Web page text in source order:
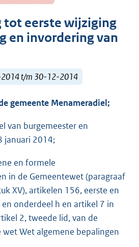
tot eerste wijziging
en invordering van
2014 t/m 30-12-2014
gemeente Menameradiel;
van burgemeester en
januari 2014;
en formele
in de Gemeentewet (paragraaf
XV), artikelen 156, eerste en
onderdeel h en artikel 7 in
2, tweede lid, van de
Wet algemene bepalingen